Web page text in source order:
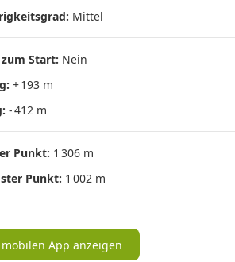
Mittel
Start: Nein
+ 193 m
- 412 m
Punkt: 1 306 m
Punkt: 1 002 m
App anzeigen